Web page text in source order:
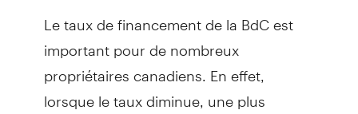
Le taux de financement de la BdC est
important pour de nombreux
propriétaires canadiens. En effet,
lorsque le taux diminue, une plus